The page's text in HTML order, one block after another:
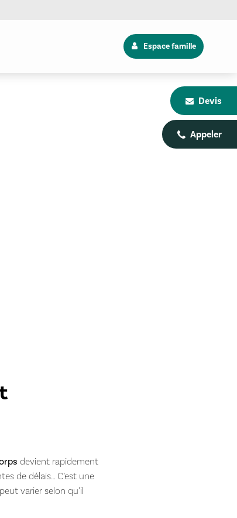
Espace famille
devient rapidement
de délais… C’est une
varier selon qu’il
Devis
Appeler